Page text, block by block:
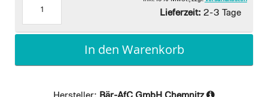
Lieferzeit: 2-3 Tage
In den Warenkorb